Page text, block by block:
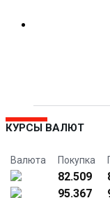
КУРСЫ ВАЛЮТ
Валюта Покупка
82.509
95.367